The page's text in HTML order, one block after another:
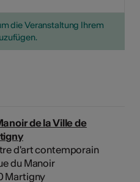
die Veranstaltung Ihrem
de la Ville de
d'art contemporain
du Manoir
Martigny